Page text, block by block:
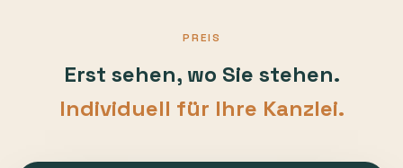
PREIS
Erst sehen, wo Sie stehen.
Individuell für Ihre Kanzlei.